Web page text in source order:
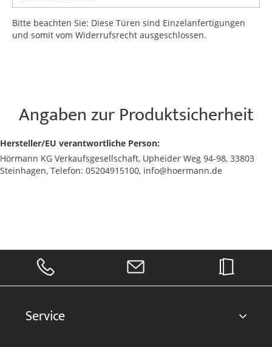
Bitte beachten Sie: Diese Türen sind Einzelanfertigungen
und somit vom Widerrufsrecht ausgeschlossen.
Angaben zur Produktsicherheit
Hersteller/EU verantwortliche Person:
Hörmann KG Verkaufsgesellschaft, Upheider Weg 94-98, 33803
Steinhagen, Telefon: 05204915100, info@hoermann.de
Service